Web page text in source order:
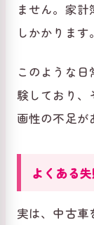
ません。家
しかかります。
このような
験しており、
画性の不足が
よくある
実は、中古車